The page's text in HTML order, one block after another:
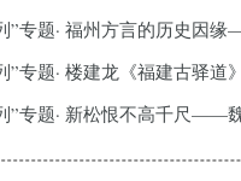
”专题· 福州方言的历史因
”专题· 楼建龙《福建古驿道
”专题· 新松恨不高千尺——